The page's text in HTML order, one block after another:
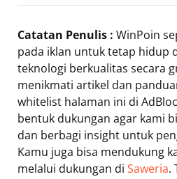
Catatan Penulis : WinPoin
pada iklan untuk tetap hidup
teknologi berkualitas secara
menikmati artikel dan
whitelist halaman ini di
bentuk dukungan agar kami
dan berbagi insight untuk
Kamu juga bisa mendukung
melalui dukungan di Saweria.